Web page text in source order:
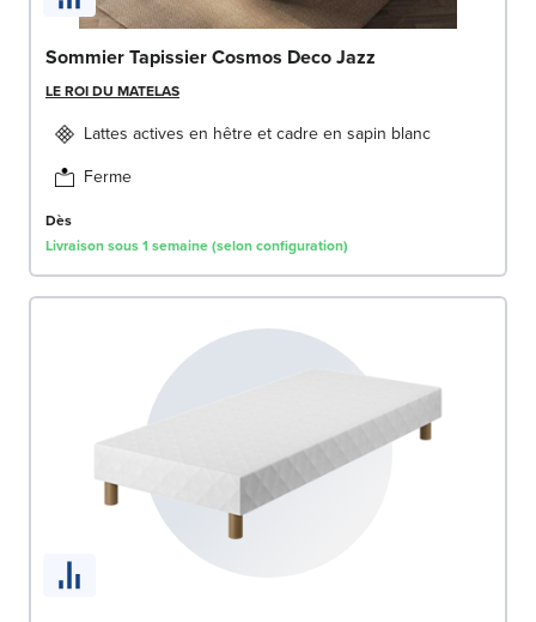
Sommier Tapissier Cosmos Deco Jazz
LE ROI DU MATELAS
Lattes actives en hêtre et cadre en sapin blanc
Ferme
Dès
Livraison sous 1 semaine (selon configuration)